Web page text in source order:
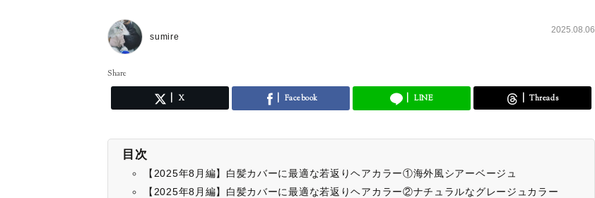
sumire
2025.08.06
Share
X Facebook LINE Threads
目次
【2025年8月編】白髪カバーに最適な若返りヘアカラー①海外風シアーベージュ
【2025年8月編】白髪カバーに最適な若返りヘアカラー②ナチュラルなグレージュカラー